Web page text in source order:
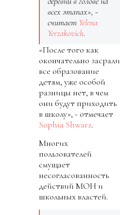
всех этапах», -
считает Yelena
Yerzakovich.
«После того как
окончательно засрали
все образование
детям, уже особой
разницы нет, в чем
они будут приходить
в школу», - отмечает
Sophia Shwarz.
Многих
пользователей
смущает
несогласованность
действий МОН и
школьных властей.